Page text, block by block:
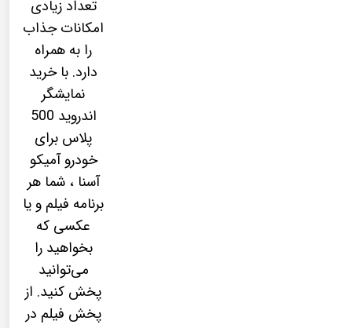
تعداد زیادی
امکانات جذاب
را به همراه
دارد. با خرید
نمایشگر
اندروید 500
پلاس برای
خودرو آمیکو
آسنا ، شما هر
برنامه فیلم و یا
عکسی که
بخواهید را
می‌توانید
پخش کنید. از
پخش فیلم در